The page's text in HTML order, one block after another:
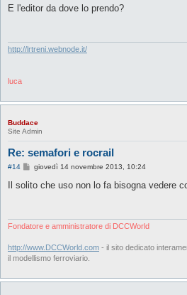
s
i
E l'editor da dove lo prendo?
http://lrtreni.webnode.it/
luca
Buddace
Site Admin
Re: semafori e rocrail
#14
M
s
i
giovedì 14 novembre 2013, 10:24
Il solito che uso non lo fa bisogna vedere
Fondatore e amministratore di DCCWorld
http://www.DCCWorld.com - il sito dedicato
il modellismo ferroviario.